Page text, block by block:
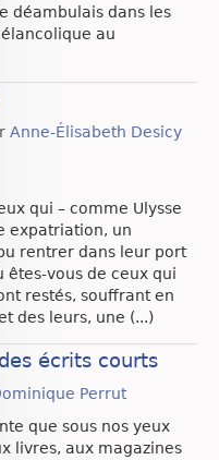
déambulais dans les
au
Anne-Élisabeth Desicy
qui – comme Ulysse
expatriation, un
rentrer dans leur port
êtes-vous de ceux qui
restés, souffrant en
des leurs, une (...)
écrits courts
Perrut
que sous nos yeux
livres, aux magazines